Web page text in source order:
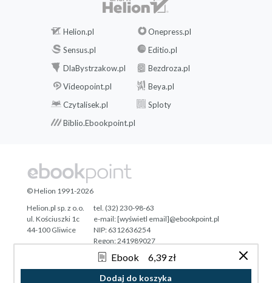
Ebook 6,39 zł
Dodaj do koszyka
Helion.pl
Onepress.pl
Sensus.pl
Editio.pl
DlaBystrzakow.pl
Bezdroza.pl
Videopoint.pl
Beya.pl
Czytalisek.pl
Sploty
Biblio.Ebookpoint.pl
Tonik.pl
© Helion 1991-2026
Helion.pl sp. z o.o.
ul. Kościuszki 1c
44-100 Gliwice
tel. (32) 230-98-63
e-mail:[wyświetl email]@ebookpoint.pl
NIP: 6312636254
Regon: 241989027